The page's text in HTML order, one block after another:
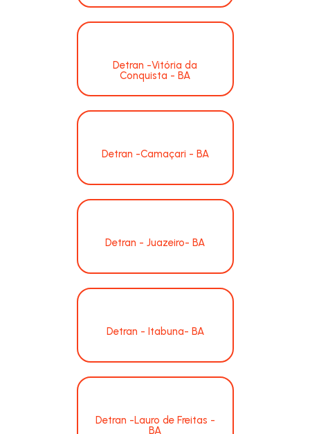
Detran -Vitória da
Conquista - BA
Detran -Camaçari - BA
Detran - Juazeiro- BA
Detran - Itabuna- BA
Detran -Lauro de Freitas -
BA